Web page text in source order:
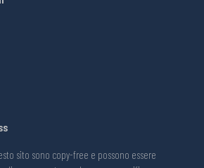
sito sono copy-free e possono essere